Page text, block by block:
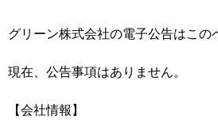
グリーン株式会社の電子公告はこの
現在、公告事項はありません。
【会社情報】